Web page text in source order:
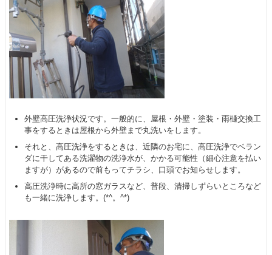
外壁高圧洗浄状況です。一般的に、屋根・外壁・塗装・雨樋交換工
事をするときは屋根から外壁まで丸洗いをします。
それと、高圧洗浄をするときは、近隣のお宅に、高圧洗浄でベラン
ダに干してある洗濯物の洗浄水が、かかる可能性（細心注意を払い
ますが）があるので前もってチラシ、口頭でお知らせします。
高圧洗浄時に高所の窓ガラスなど、普段、清掃しずらいところなど
も一緒に洗浄します。(*^。^*)